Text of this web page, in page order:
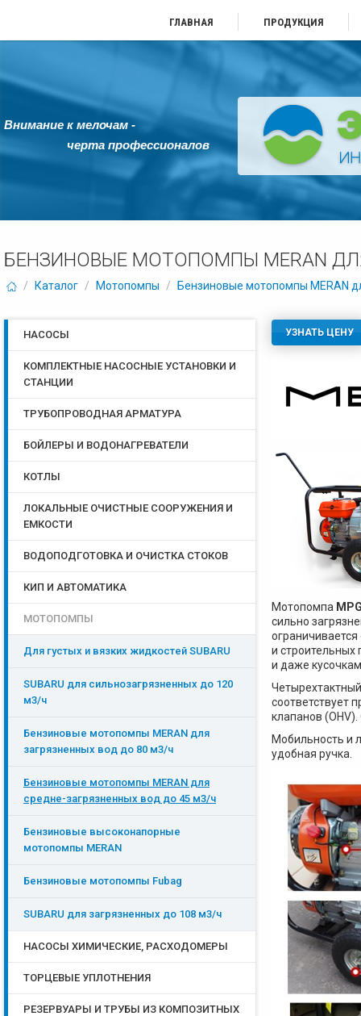
ГЛАВНАЯ ПРОДУКЦИЯ
Внимание к мелочам -
черта профессионалов
БЕНЗИНОВЫЕ МОТОПОМПЫ MERAN
/ Каталог / Мотопомпы / Бензиновые мотопомпы MERAN
УЗНАТЬ ЦЕНУ
Мотопомпа
сильно
и
и даже
соответствует
клапанов
Мобильность и
удобная ручка.
НАСОСЫ
КОМПЛЕКТНЫЕ НАСОСНЫЕ УСТАНОВКИ И
СТАНЦИИ
ТРУБОПРОВОДНАЯ АРМАТУРА
БОЙЛЕРЫ И ВОДОНАГРЕВАТЕЛИ
КОТЛЫ
ЛОКАЛЬНЫЕ ОЧИСТНЫЕ СООРУЖЕНИЯ И
ЕМКОСТИ
ВОДОПОДГОТОВКА И ОЧИСТКА СТОКОВ
КИП И АВТОМАТИКА
МОТОПОМПЫ
Для густых и вязких жидкостей SUBARU
SUBARU для сильнозагрязненных до 120
м3/ч
Бензиновые мотопомпы MERAN для
загрязненных вод до 80 м3/ч
Бензиновые мотопомпы MERAN для
средне-загрязненных вод до 45 м3/ч
Бензиновые высоконапорные
мотопомпы MERAN
Бензиновые мотопомпы Fubag
SUBARU для загрязненных до 108 м3/ч
НАСОСЫ ХИМИЧЕСКИЕ, РАСХОДОМЕРЫ
ТОРЦЕВЫЕ УПЛОТНЕНИЯ
РЕЗЕРВУАРЫ И ТРУБЫ ИЗ КОМПОЗИТНЫХ